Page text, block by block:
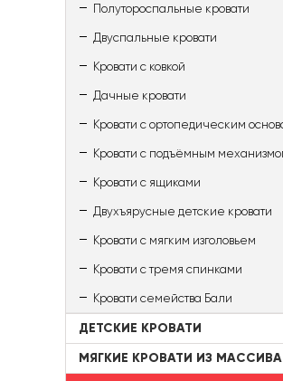
Полутороспальные кровати
Двуспальные кровати
Кровати с ковкой
Дачные кровати
Кровати с ортопедическим
Кровати с подъёмным
Кровати с ящиками
Двухъярусные детские кровати
Кровати с мягким изголовьем
Кровати с тремя спинками
Кровати семейства Бали
ДЕТСКИЕ КРОВАТИ
МЯГКИЕ КРОВАТИ ИЗ МАССИВА